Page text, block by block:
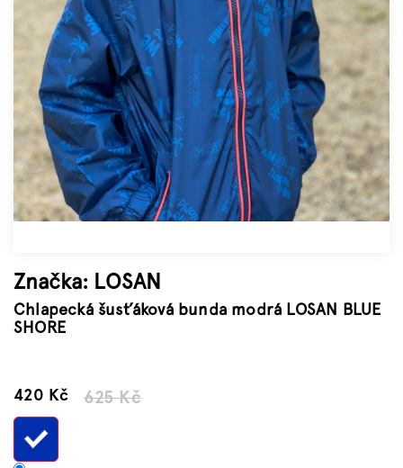
Měna
(CZK)
Přihlášení
Značka: LOSAN
Chlapecká šusťáková bunda modrá LOSAN BLUE
SHORE
625 Kč
420 KčMěrná